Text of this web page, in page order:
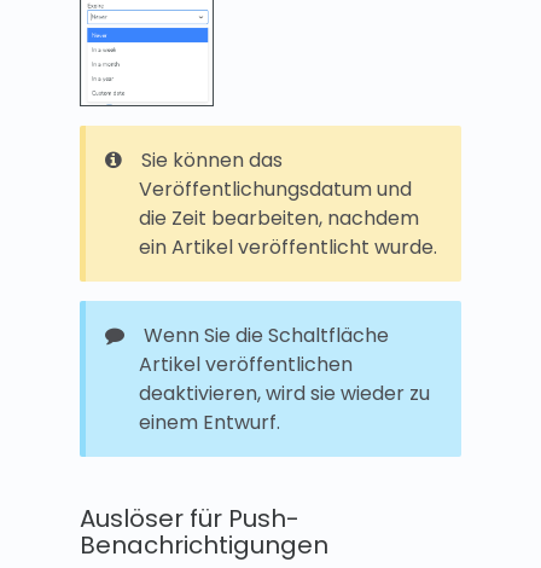
Sie können das
Veröffentlichungsdatum und
die Zeit bearbeiten, nachdem
ein Artikel veröffentlicht wurde.
Wenn Sie die Schaltfläche
Artikel veröffentlichen
deaktivieren, wird sie wieder zu
einem Entwurf.
Auslöser für Push-
Benachrichtigungen